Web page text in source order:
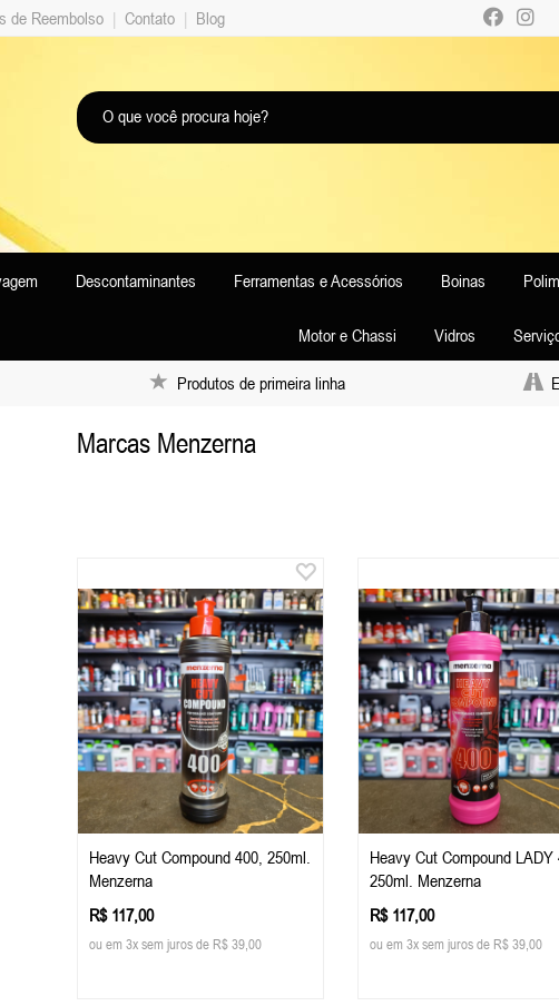
de Reembolso | Contato | Blog
Descontaminantes Ferramentas e Acessórios Boinas
Motor e Chassi Vidros
Produtos de primeira linha
Marcas Menzerna
Heavy Cut Compound 400, 250ml.
Menzerna
R$ 117,00
ou em 3x sem juros de R$ 39,00
Heavy Cut Compound LADY
250ml. Menzerna
R$ 117,00
ou em 3x sem juros de R$ 39,00